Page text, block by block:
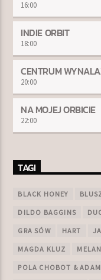
16:00
INDIE ORBIT
18:00
CENTRUM
20:00
NA MOJEJ ORBICIE
22:00
TAGI
BLACK HONEY
DILDO BAGGINS
GRA SÓW HART
MAGDA KLUZ
POLA CHOBOT &